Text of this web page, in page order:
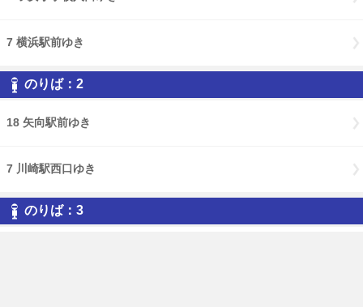
7 横浜駅前ゆき
のりば：2
18 矢向駅前ゆき
7 川崎駅西口ゆき
のりば：3